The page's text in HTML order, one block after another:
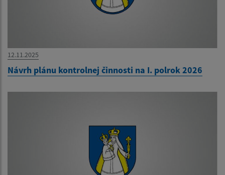
12.11.2025
Návrh plánu kontrolnej činnosti na I. polrok 2026